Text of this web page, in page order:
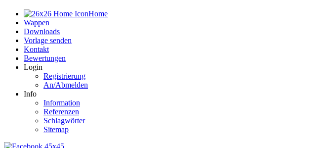
Home
Wappen
Downloads
Vorlage senden
Kontakt
Bewertungen
Login
Registrierung
An/Abmelden
Info
Information
Referenzen
Schlagwörter
Sitemap